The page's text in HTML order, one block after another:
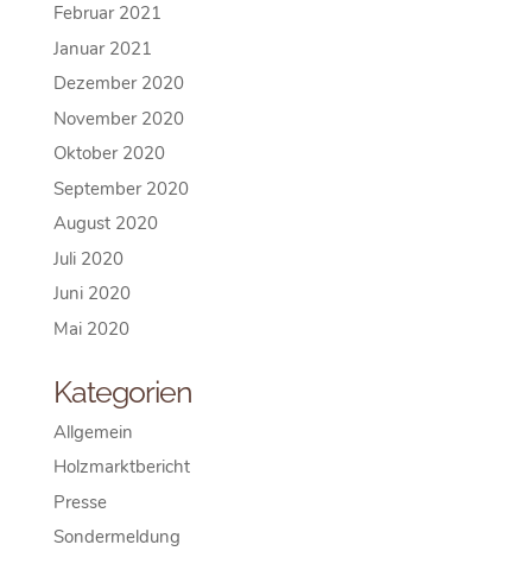
Februar 2021
Januar 2021
Dezember 2020
November 2020
Oktober 2020
September 2020
August 2020
Juli 2020
Juni 2020
Mai 2020
Kategorien
Allgemein
Holzmarktbericht
Presse
Sondermeldung